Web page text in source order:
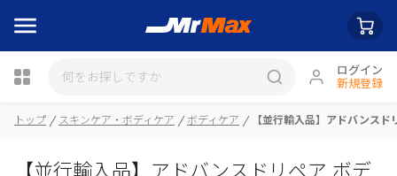
ログイン
新規登録
瓶詰
トップ スキンケア・ボディケア ボディケア 【並行輸入品】アドバンス
【並行輸入品】アドバンスドリペア ボデ